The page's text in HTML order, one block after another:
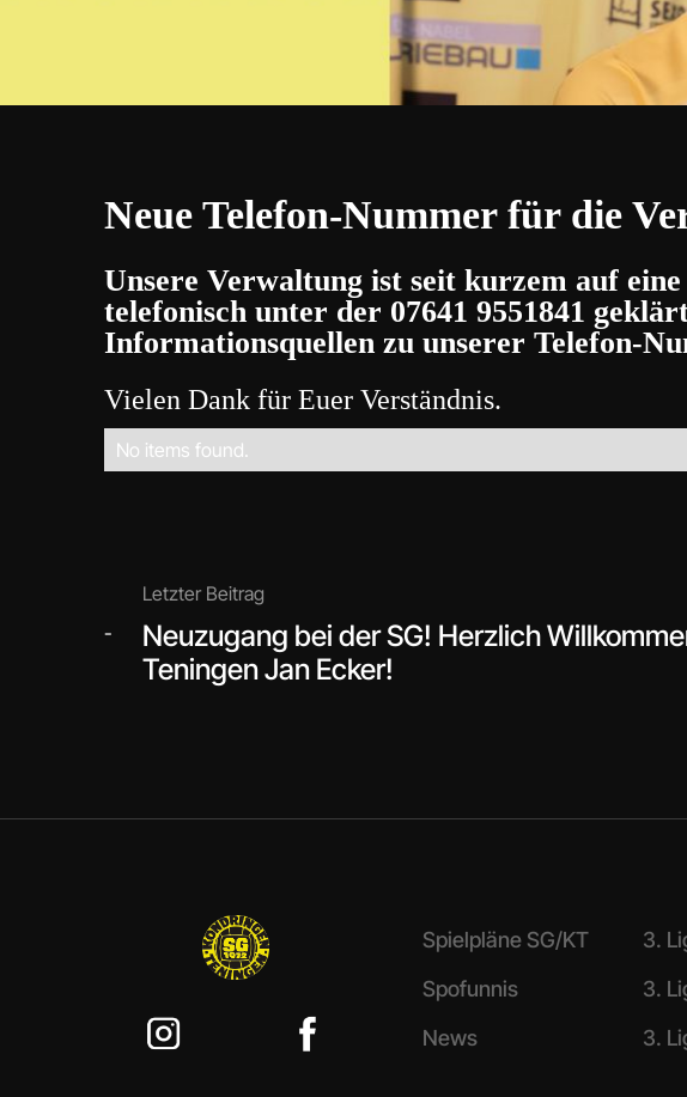
Neue Telefon-Nummer für die
Unsere Verwaltung ist seit kurzem auf
telefonisch unter der 07641 9551841
Informationsquellen zu unserer Telefon-
Vielen Dank für Euer Verständnis.
No items found.
-
Letzter Beitrag
Neuzugang bei der SG! Herzlich
Teningen Jan Ecker!
Spielpläne SG/KT
Spofunnis
News
3.
3.
3.